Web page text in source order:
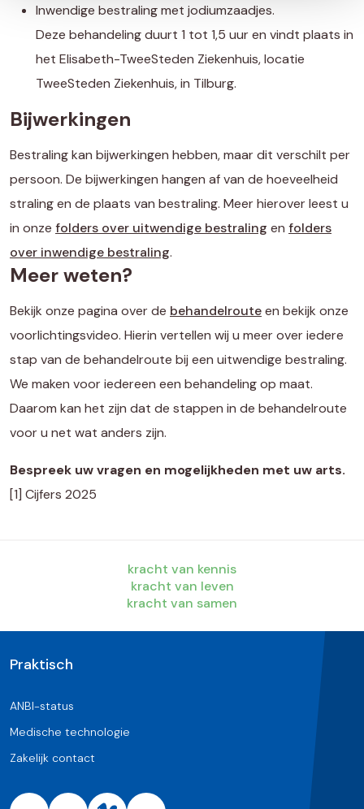
Inwendige bestraling met jodiumzaadjes.
Deze behandeling duurt 1 tot 1,5 uur en vindt plaats in
het Elisabeth-TweeSteden Ziekenhuis, locatie
TweeSteden Ziekenhuis, in Tilburg.
Bijwerkingen
Bestraling kan bijwerkingen hebben, maar dit verschilt per
persoon. De bijwerkingen hangen af van de hoeveelheid
straling en de plaats van bestraling. Meer hierover leest u
in onze folders over uitwendige bestraling en folders
over inwendige bestraling.
Meer weten?
Bekijk onze pagina over de behandelrouteen bekijk onze
voorlichtingsvideo. Hierin vertellen wij u meer over iedere
stap van de behandelroute bij een uitwendige bestraling.
We maken voor iedereen een behandeling op maat.
Daarom kan het zijn dat de stappen in de behandelroute
voor u net wat anders zijn.
Bespreek uw vragen en mogelijkheden met uw arts.
[1] Cijfers 2025
kracht van kennis
kracht van leven
kracht van samen
Praktisch
ANBI-status
Medische technologie
Zakelijk contact